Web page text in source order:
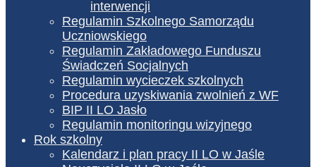
interwencji
Regulamin Szkolnego Samorządu
Uczniowskiego
Regulamin Zakładowego Funduszu
Świadczeń Socjalnych
Regulamin wycieczek szkolnych
Procedura uzyskiwania zwolnień z WF
BIP II LO Jasło
Regulamin monitoringu wizyjnego
Rok szkolny
Kalendarz i plan pracy II LO w Jaśle